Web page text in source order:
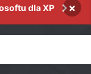
dla XP ×